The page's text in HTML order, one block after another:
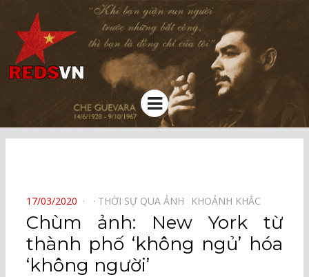
Kênh chia sẻ tri thức cộng đồng
Menu
POSTED
ON
17/03/2020 THỜI SỰ QUA ẢNH⠀ KHOẢNH KHẮC⠀
Chùm ảnh: New York từ
thành phố ‘không ngủ’ hóa
‘không người’